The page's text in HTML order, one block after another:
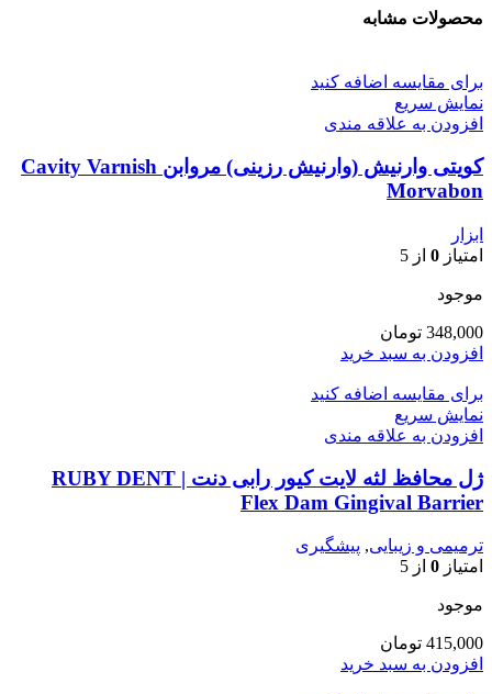
محصولات مشابه
برای مقایسه اضافه کنید
نمایش سریع
افزودن به علاقه مندی
کویتی وارنیش (وارنیش رزینی) مروابن Cavity Varnish
Morvabon
ابزار
امتیاز 0 از 5
موجود
348,000 تومان
افزودن به سبد خرید
برای مقایسه اضافه کنید
نمایش سریع
افزودن به علاقه مندی
ژل محافظ لثه لایت کیور رابی دنت | RUBY DENT
Flex Dam Gingival Barrier
ترمیمی و زیبایی, پیشگیری
امتیاز 0 از 5
موجود
415,000 تومان
افزودن به سبد خرید